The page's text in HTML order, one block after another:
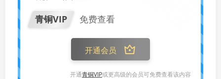
青铜VIP 免费查看
开通会员
开通青铜VIP或更高级的会员可免费查看该内容